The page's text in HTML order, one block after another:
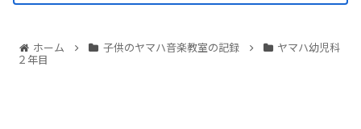
ホーム 子供のヤマハ音楽教室の記録 ヤマハ幼児科
２年目